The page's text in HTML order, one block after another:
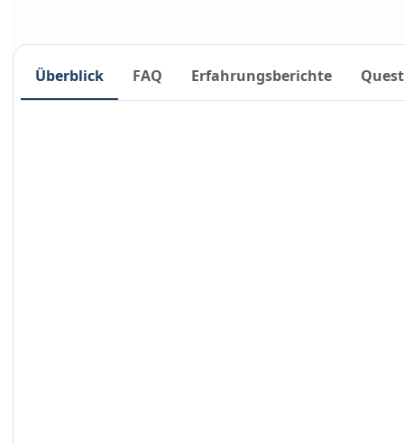
Überblick FAQ Erfahrungsberichte